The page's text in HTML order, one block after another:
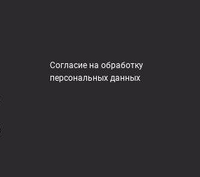
Согласие на обработку
персональных данных